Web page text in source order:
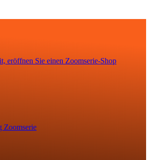
eröffnen Sie einen Zoomserie-Shop
Zoomserie